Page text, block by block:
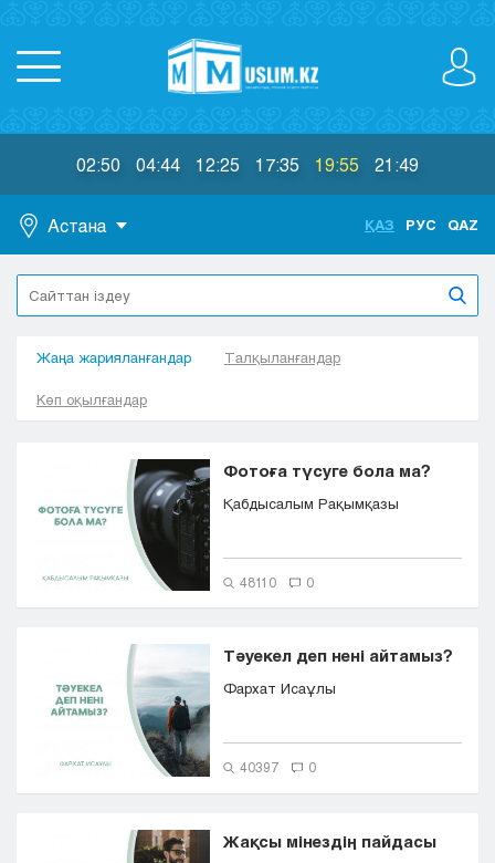
02:50 04:44 12:25 17:35 19:55 21:49
Астана
Астана
Алматы
Актобе
Жезказган
Кызылорда
Уральск
Усть-Каменогорск
ҚАЗ РУС QAZ
Жаңа жарияланғандар Талқыланғандар
Көп оқылғандар
Фотоға түсуге бола ма?
Қабдысалым Рақымқазы
48110 0
Тәуекел деп нені айтамыз?
Фархат Исаұлы
40397 0
Жақсы мінездің пайдасы